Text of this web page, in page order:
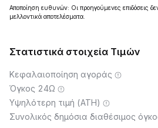
Αποποίηση ευθυνών: Οι προηγούμενες επιδόσεις
μελλοντικά αποτελέσματα.
Στατιστικά στοιχεία Τιμών
Κεφαλαιοποίηση αγοράς
Όγκος 24Ω
Υψηλότερη τιμή (ATH)
Συνολικός δημόσια διαθέσιμος